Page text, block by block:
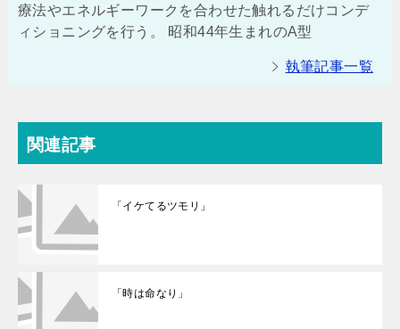
療法やエネルギーワークを合わせた触れるだけコンデ
ィショニングを行う。 昭和44年生まれのA型
執筆記事一覧
関連記事
「イケてるツモリ」
「時は命なり」